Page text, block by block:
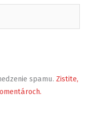
spamu. Zistite,